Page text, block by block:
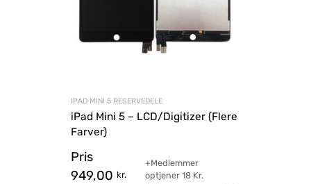
IPAD MINI 5 RESERVEDELE
iPad Mini 5 – LCD/Digitizer (Flere
Farver)
Pris
949,00 kr.
+Medlemmer
optjener 18Kr.